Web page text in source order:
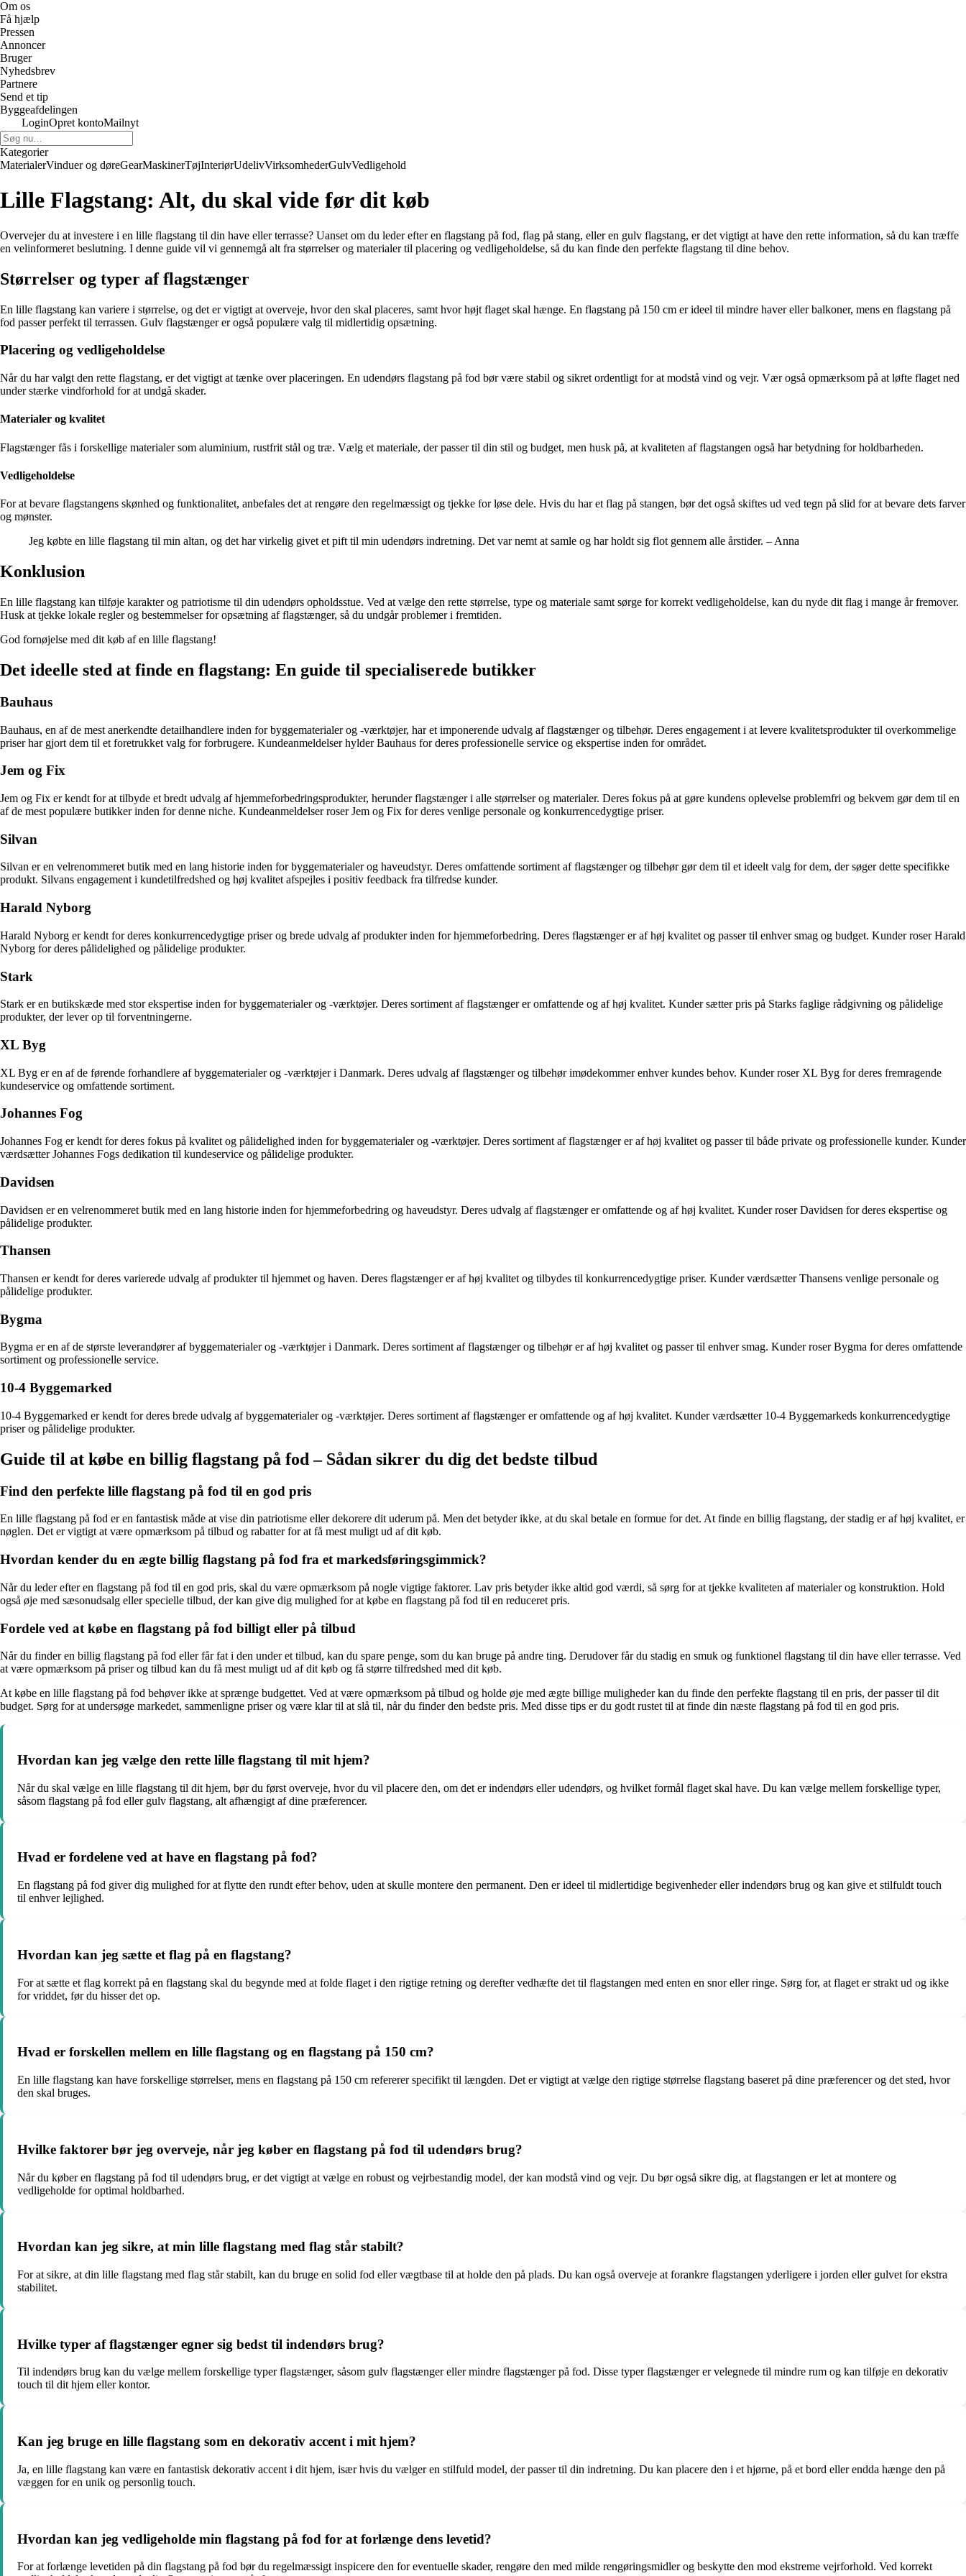
Om os
Få hjælp
Pressen
Annoncer
Bruger
Nyhedsbrev
Partnere
Send et tip
Byggeafdelingen
LoginOpret kontoMailnyt
Kategorier
MaterialerVinduer og døreGearMaskinerTøjInteriørUdelivVirksomhederGulvVedligehold
Lille Flagstang: Alt, du skal vide før dit køb
Overvejer du at investere i en lille flagstang til din have eller terrasse? Uanset om du leder efter en flagstang på fod, flag på stang, eller en gulv flagstang, er det vigtigt at have den rette information, så du kan træffe
en velinformeret beslutning. I denne guide vil vi gennemgå alt fra størrelser og materialer til placering og vedligeholdelse, så du kan finde den perfekte flagstang til dine behov.
Størrelser og typer af flagstænger
En lille flagstang kan variere i størrelse, og det er vigtigt at overveje, hvor den skal placeres, samt hvor højt flaget skal hænge. En flagstang på 150 cm er ideel til mindre haver eller balkoner, mens en flagstang på
fod passer perfekt til terrassen. Gulv flagstænger er også populære valg til midlertidig opsætning.
Placering og vedligeholdelse
Når du har valgt den rette flagstang, er det vigtigt at tænke over placeringen. En udendørs flagstang på fod bør være stabil og sikret ordentligt for at modstå vind og vejr. Vær også opmærksom på at løfte flaget ned
under stærke vindforhold for at undgå skader.
Materialer og kvalitet
Flagstænger fås i forskellige materialer som aluminium, rustfrit stål og træ. Vælg et materiale, der passer til din stil og budget, men husk på, at kvaliteten af flagstangen også har betydning for holdbarheden.
Vedligeholdelse
For at bevare flagstangens skønhed og funktionalitet, anbefales det at rengøre den regelmæssigt og tjekke for løse dele. Hvis du har et flag på stangen, bør det også skiftes ud ved tegn på slid for at bevare dets farver
og mønster.
Jeg købte en lille flagstang til min altan, og det har virkelig givet et pift til min udendørs indretning. Det var nemt at samle og har holdt sig flot gennem alle årstider. – Anna
Konklusion
En lille flagstang kan tilføje karakter og patriotisme til din udendørs opholdsstue. Ved at vælge den rette størrelse, type og materiale samt sørge for korrekt vedligeholdelse, kan du nyde dit flag i mange år fremover.
Husk at tjekke lokale regler og bestemmelser for opsætning af flagstænger, så du undgår problemer i fremtiden.
God fornøjelse med dit køb af en lille flagstang!
Det ideelle sted at finde en flagstang: En guide til specialiserede butikker
Bauhaus
Bauhaus, en af de mest anerkendte detailhandlere inden for byggematerialer og -værktøjer, har et imponerende udvalg af flagstænger og tilbehør. Deres engagement i at levere kvalitetsprodukter til overkommelige
priser har gjort dem til et foretrukket valg for forbrugere. Kundeanmeldelser hylder Bauhaus for deres professionelle service og ekspertise inden for området.
Jem og Fix
Jem og Fix er kendt for at tilbyde et bredt udvalg af hjemmeforbedringsprodukter, herunder flagstænger i alle størrelser og materialer. Deres fokus på at gøre kundens oplevelse problemfri og bekvem gør dem til en
af de mest populære butikker inden for denne niche. Kundeanmeldelser roser Jem og Fix for deres venlige personale og konkurrencedygtige priser.
Silvan
Silvan er en velrenommeret butik med en lang historie inden for byggematerialer og haveudstyr. Deres omfattende sortiment af flagstænger og tilbehør gør dem til et ideelt valg for dem, der søger dette specifikke
produkt. Silvans engagement i kundetilfredshed og høj kvalitet afspejles i positiv feedback fra tilfredse kunder.
Harald Nyborg
Harald Nyborg er kendt for deres konkurrencedygtige priser og brede udvalg af produkter inden for hjemmeforbedring. Deres flagstænger er af høj kvalitet og passer til enhver smag og budget. Kunder roser Harald
Nyborg for deres pålidelighed og pålidelige produkter.
Stark
Stark er en butikskæde med stor ekspertise inden for byggematerialer og -værktøjer. Deres sortiment af flagstænger er omfattende og af høj kvalitet. Kunder sætter pris på Starks faglige rådgivning og pålidelige
produkter, der lever op til forventningerne.
XL Byg
XL Byg er en af de førende forhandlere af byggematerialer og -værktøjer i Danmark. Deres udvalg af flagstænger og tilbehør imødekommer enhver kundes behov. Kunder roser XL Byg for deres fremragende
kundeservice og omfattende sortiment.
Johannes Fog
Johannes Fog er kendt for deres fokus på kvalitet og pålidelighed inden for byggematerialer og -værktøjer. Deres sortiment af flagstænger er af høj kvalitet og passer til både private og professionelle kunder. Kunder
værdsætter Johannes Fogs dedikation til kundeservice og pålidelige produkter.
Davidsen
Davidsen er en velrenommeret butik med en lang historie inden for hjemmeforbedring og haveudstyr. Deres udvalg af flagstænger er omfattende og af høj kvalitet. Kunder roser Davidsen for deres ekspertise og
pålidelige produkter.
Thansen
Thansen er kendt for deres varierede udvalg af produkter til hjemmet og haven. Deres flagstænger er af høj kvalitet og tilbydes til konkurrencedygtige priser. Kunder værdsætter Thansens venlige personale og
pålidelige produkter.
Bygma
Bygma er en af de største leverandører af byggematerialer og -værktøjer i Danmark. Deres sortiment af flagstænger og tilbehør er af høj kvalitet og passer til enhver smag. Kunder roser Bygma for deres omfattende
sortiment og professionelle service.
10-4 Byggemarked
10-4 Byggemarked er kendt for deres brede udvalg af byggematerialer og -værktøjer. Deres sortiment af flagstænger er omfattende og af høj kvalitet. Kunder værdsætter 10-4 Byggemarkeds konkurrencedygtige
priser og pålidelige produkter.
Guide til at købe en billig flagstang på fod – Sådan sikrer du dig det bedste tilbud
Find den perfekte lille flagstang på fod til en god pris
En lille flagstang på fod er en fantastisk måde at vise din patriotisme eller dekorere dit uderum på. Men det betyder ikke, at du skal betale en formue for det. At finde en billig flagstang, der stadig er af høj kvalitet, er
nøglen. Det er vigtigt at være opmærksom på tilbud og rabatter for at få mest muligt ud af dit køb.
Hvordan kender du en ægte billig flagstang på fod fra et markedsføringsgimmick?
Når du leder efter en flagstang på fod til en god pris, skal du være opmærksom på nogle vigtige faktorer. Lav pris betyder ikke altid god værdi, så sørg for at tjekke kvaliteten af materialer og konstruktion. Hold
også øje med sæsonudsalg eller specielle tilbud, der kan give dig mulighed for at købe en flagstang på fod til en reduceret pris.
Fordele ved at købe en flagstang på fod billigt eller på tilbud
Når du finder en billig flagstang på fod eller får fat i den under et tilbud, kan du spare penge, som du kan bruge på andre ting. Derudover får du stadig en smuk og funktionel flagstang til din have eller terrasse. Ved
at være opmærksom på priser og tilbud kan du få mest muligt ud af dit køb og få større tilfredshed med dit køb.
At købe en lille flagstang på fod behøver ikke at sprænge budgettet. Ved at være opmærksom på tilbud og holde øje med ægte billige muligheder kan du finde den perfekte flagstang til en pris, der passer til dit
budget. Sørg for at undersøge markedet, sammenligne priser og være klar til at slå til, når du finder den bedste pris. Med disse tips er du godt rustet til at finde din næste flagstang på fod til en god pris.
Hvordan kan jeg vælge den rette lille flagstang til mit hjem?
Når du skal vælge en lille flagstang til dit hjem, bør du først overveje, hvor du vil placere den, om det er indendørs eller udendørs, og hvilket formål flaget skal have. Du kan vælge mellem forskellige typer,
såsom flagstang på fod eller gulv flagstang, alt afhængigt af dine præferencer.
Hvad er fordelene ved at have en flagstang på fod?
En flagstang på fod giver dig mulighed for at flytte den rundt efter behov, uden at skulle montere den permanent. Den er ideel til midlertidige begivenheder eller indendørs brug og kan give et stilfuldt touch
til enhver lejlighed.
Hvordan kan jeg sætte et flag på en flagstang?
For at sætte et flag korrekt på en flagstang skal du begynde med at folde flaget i den rigtige retning og derefter vedhæfte det til flagstangen med enten en snor eller ringe. Sørg for, at flaget er strakt ud og ikke
for vriddet, før du hisser det op.
Hvad er forskellen mellem en lille flagstang og en flagstang på 150 cm?
En lille flagstang kan have forskellige størrelser, mens en flagstang på 150 cm refererer specifikt til længden. Det er vigtigt at vælge den rigtige størrelse flagstang baseret på dine præferencer og det sted, hvor
den skal bruges.
Hvilke faktorer bør jeg overveje, når jeg køber en flagstang på fod til udendørs brug?
Når du køber en flagstang på fod til udendørs brug, er det vigtigt at vælge en robust og vejrbestandig model, der kan modstå vind og vejr. Du bør også sikre dig, at flagstangen er let at montere og
vedligeholde for optimal holdbarhed.
Hvordan kan jeg sikre, at min lille flagstang med flag står stabilt?
For at sikre, at din lille flagstang med flag står stabilt, kan du bruge en solid fod eller vægtbase til at holde den på plads. Du kan også overveje at forankre flagstangen yderligere i jorden eller gulvet for ekstra
stabilitet.
Hvilke typer af flagstænger egner sig bedst til indendørs brug?
Til indendørs brug kan du vælge mellem forskellige typer flagstænger, såsom gulv flagstænger eller mindre flagstænger på fod. Disse typer flagstænger er velegnede til mindre rum og kan tilføje en dekorativ
touch til dit hjem eller kontor.
Kan jeg bruge en lille flagstang som en dekorativ accent i mit hjem?
Ja, en lille flagstang kan være en fantastisk dekorativ accent i dit hjem, især hvis du vælger en stilfuld model, der passer til din indretning. Du kan placere den i et hjørne, på et bord eller endda hænge den på
væggen for en unik og personlig touch.
Hvordan kan jeg vedligeholde min flagstang på fod for at forlænge dens levetid?
For at forlænge levetiden på din flagstang på fod bør du regelmæssigt inspicere den for eventuelle skader, rengøre den med milde rengøringsmidler og beskytte den mod ekstreme vejrforhold. Ved korrekt